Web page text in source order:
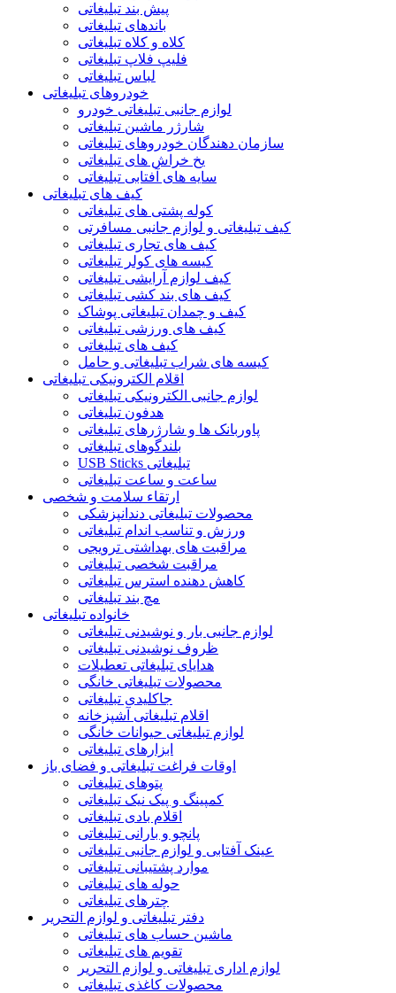
پیش بند تبلیغاتی
باندهای تبلیغاتی
کلاه و کلاه تبلیغاتی
فلیپ فلاپ تبلیغاتی
لباس تبلیغاتی
خودروهای تبلیغاتی
لوازم جانبی تبلیغاتی خودرو
شارژر ماشین تبلیغاتی
سازمان دهندگان خودروهای تبلیغاتی
یخ خراش های تبلیغاتی
سایه های آفتابی تبلیغاتی
کیف های تبلیغاتی
کوله پشتی های تبلیغاتی
کیف تبلیغاتی و لوازم جانبی مسافرتی
کیف های تجاری تبلیغاتی
کیسه های کولر تبلیغاتی
کیف لوازم آرایشی تبلیغاتی
کیف های بند کشی تبلیغاتی
کیف و چمدان تبلیغاتی پوشاک
کیف های ورزشی تبلیغاتی
کیف های تبلیغاتی
کیسه های شراب تبلیغاتی و حامل
اقلام الکترونیکی تبلیغاتی
لوازم جانبی الکترونیکی تبلیغاتی
هدفون تبلیغاتی
پاوربانک ها و شارژرهای تبلیغاتی
بلندگوهای تبلیغاتی
USB Sticks تبلیغاتی
ساعت و ساعت تبلیغاتی
ارتقاء سلامت و شخصی
محصولات تبلیغاتی دندانپزشکی
ورزش و تناسب اندام تبلیغاتی
مراقبت های بهداشتی ترویجی
مراقبت شخصی تبلیغاتی
کاهش دهنده استرس تبلیغاتی
مچ بند تبلیغاتی
خانواده تبلیغاتی
لوازم جانبی بار و نوشیدنی تبلیغاتی
ظروف نوشیدنی تبلیغاتی
هدایای تبلیغاتی تعطیلات
محصولات تبلیغاتی خانگی
جاکلیدی تبلیغاتی
اقلام تبلیغاتی آشپزخانه
لوازم تبلیغاتی حیوانات خانگی
ابزارهای تبلیغاتی
اوقات فراغت تبلیغاتی و فضای باز
پتوهای تبلیغاتی
کمپینگ و پیک نیک تبلیغاتی
اقلام بادی تبلیغاتی
پانچو و بارانی تبلیغاتی
عینک آفتابی و لوازم جانبی تبلیغاتی
موارد پشتیبانی تبلیغاتی
حوله های تبلیغاتی
چترهای تبلیغاتی
دفتر تبلیغاتی و لوازم التحریر
ماشین حساب های تبلیغاتی
تقویم های تبلیغاتی
لوازم اداری تبلیغاتی و لوازم التحریر
محصولات کاغذی تبلیغاتی